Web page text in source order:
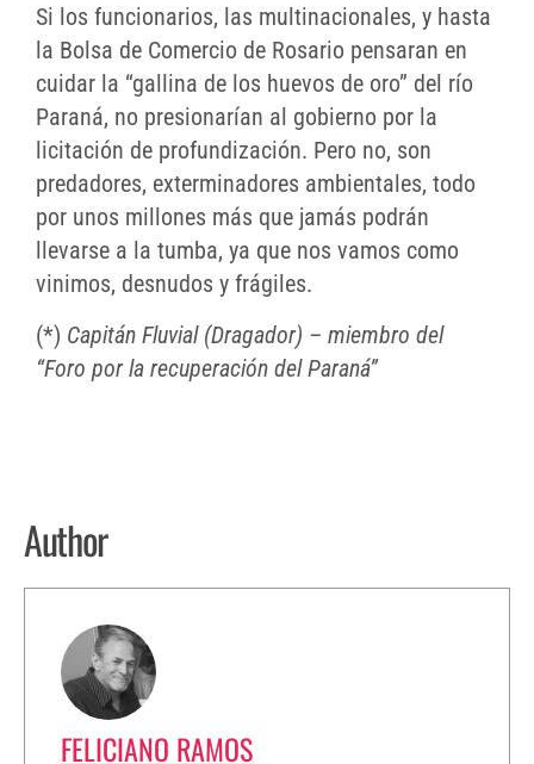
Si los funcionarios, las multinacionales, y hasta
la Bolsa de Comercio de Rosario pensaran en
cuidar la “gallina de los huevos de oro” del río
Paraná, no presionarían al gobierno por la
licitación de profundización. Pero no, son
predadores, exterminadores ambientales, todo
por unos millones más que jamás podrán
llevarse a la tumba, ya que nos vamos como
vinimos, desnudos y frágiles.
(*) Capitán Fluvial (Dragador) – miembro del
“Foro por la recuperación del Paraná”
Author
FELICIANO RAMOS